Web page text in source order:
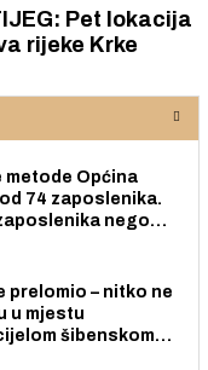
Pet lokacija
rijeke Krke
Općina
74 zaposlenika.
nego
prelomio – nitko ne
u mjestu
šibenskom